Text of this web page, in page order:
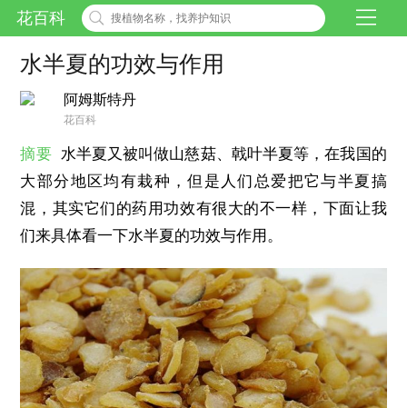
花百科
水半夏的功效与作用
阿姆斯特丹
花百科
摘要 水半夏又被叫做山慈菇、戟叶半夏等，在我国的
大部分地区均有栽种，但是人们总爱把它与半夏搞
混，其实它们的药用功效有很大的不一样，下面让我
们来具体看一下水半夏的功效与作用。